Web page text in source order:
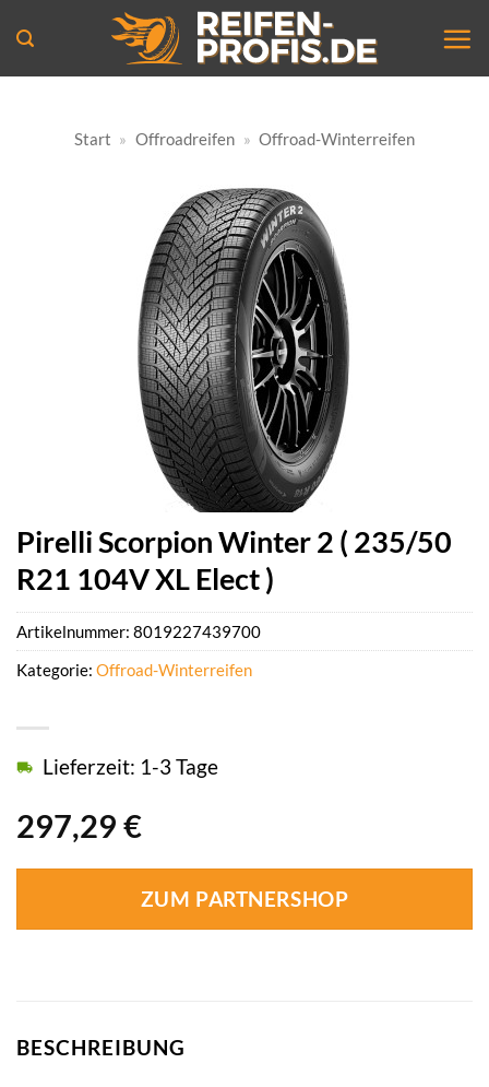
Inhalt
springen
Start » Offroadreifen » Offroad-Winterreifen
Pirelli Scorpion Winter 2 ( 235/50
R21 104V XL Elect )
297,29 €
Lieferzeit: 1-3 Tage
ZUM PARTNERSHOP
Artikelnummer: 8019227439700
Kategorie: Offroad-Winterreifen
BESCHREIBUNG